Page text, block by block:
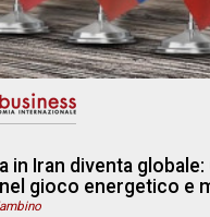
in Iran diventa globale:
gioco energetico e